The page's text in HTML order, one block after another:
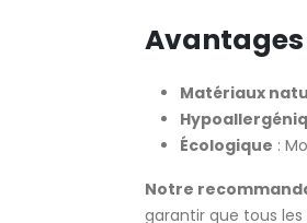
Matériaux
Écologique :
Notre
garantir que tous